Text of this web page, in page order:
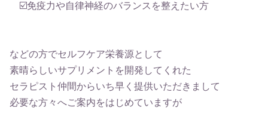
☑️免疫力や自律神経のバランスを整えたい方
などの方でセルフケア栄養源として
素晴らしいサプリメントを開発してくれた
セラピスト仲間からいち早く提供いただきまして
必要な方々へご案内をはじめていますが